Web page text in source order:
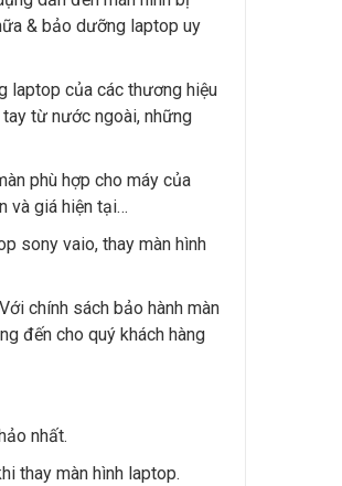
& bảo dưỡng laptop uy
laptop của các thương hiệu
từ nước ngoài, những
phù hợp cho máy của
và giá hiện tại…
sony vaio, thay màn hình
chính sách bảo hành màn
đến cho quý khách hàng
nhất.
thay màn hình laptop.